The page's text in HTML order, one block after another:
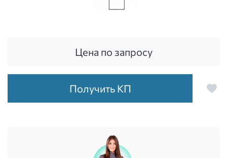
Цена по запросу
Получить КП